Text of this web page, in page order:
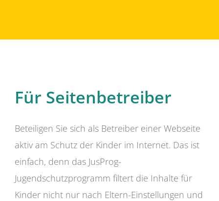
Für Seitenbetreiber
Beteiligen Sie sich als Betreiber einer Webseite
aktiv am Schutz der Kinder im Internet. Das ist
einfach, denn das JusProg-
Jugendschutzprogramm filtert die Inhalte für
Kinder nicht nur nach Eltern-Einstellungen und